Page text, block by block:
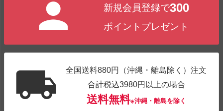
新規会員登録で300
ポイントプレゼント
全国送料880円（沖縄・離島除く）注文
合計税込3980円以上の場合
送料無料※沖縄・離島を除く